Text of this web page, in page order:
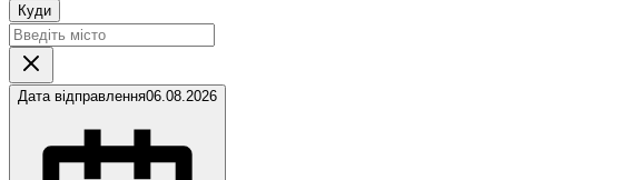
Куди
Дата відправлення06.08.2026